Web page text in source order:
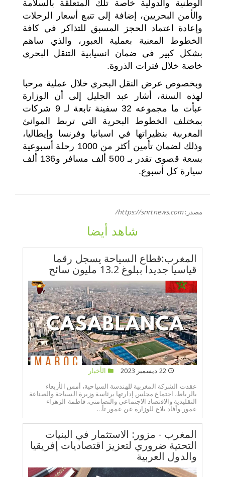
الوطنية والدولية خاصة تلك المتعلقة بالسلامة
والأمن البحريين، إضافة إلى تتبع أسعار الرحلات
وإعادة اعتماد الحجز المسبق للتذاكر في كافة
الخطوط المعنية بعملية العبور، والذي ساهم
بشكل كبير في ضمان انسيابية التنقل البحري
خاصة خلال فترات الذروة.
وبخصوص عرض النقل البحري خلال عملية مرحبا
لهذه السنة، أشار عبد الجليل إلى أن الوزارة
عبأت ما مجموعه 32 سفينة تابعة لـ 9 شركات
بمختلف الخطوط البحرية التي تربط الموانئ
المغربية بنظيراتها في اسبانيا وفرنسا وإيطاليا،
وذلك لضمان تأمين أكثر من 1000 رحلة أسبوعية
بسعة قصوى تقدر بـ 500 ألف مسافر و136 ألف
سيارة كل أسبوع.
مصدر:https://snrtnews.com/
شاهد أيضا
المغرب:قطاع السياحة يسجل رقما
قياسيا جديدا ببلوغ 13.2 مليون سائح
22 ديسمبر 2023
الأخبار
عقدت الشركة المغربية للهندسة السياحية، أمس الأربعاء
بالرباط، اجتماع مجلس إدارتها برئاسة وزيرة السياحة والصناعة
التقليدية والاقتصاد الاجتماعي والتضامني، فاطمة الزهراء
عمور.وأفاد بلاغ للوزارة عن عمور تأ...
المغرب - مزور: الاستثمار في البنيات
التحتية ضروري لتعزيز اقتصاديات إفريقيا
والدول العربية